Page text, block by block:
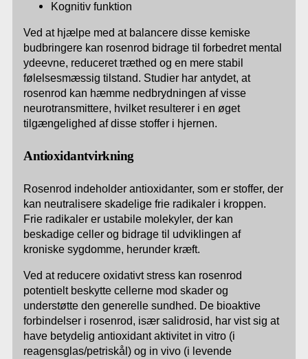
Kognitiv funktion
Ved at hjælpe med at balancere disse kemiske
budbringere kan rosenrod bidrage til forbedret mental
ydeevne, reduceret træthed og en mere stabil
følelsesmæssig tilstand. Studier har antydet, at
rosenrod kan hæmme nedbrydningen af visse
neurotransmittere, hvilket resulterer i en øget
tilgængelighed af disse stoffer i hjernen.
Antioxidantvirkning
Rosenrod indeholder antioxidanter, som er stoffer, der
kan neutralisere skadelige frie radikaler i kroppen.
Frie radikaler er ustabile molekyler, der kan
beskadige celler og bidrage til udviklingen af
kroniske sygdomme, herunder kræft.
Ved at reducere oxidativt stress kan rosenrod
potentielt beskytte cellerne mod skader og
understøtte den generelle sundhed. De bioaktive
forbindelser i rosenrod, især salidrosid, har vist sig at
have betydelig antioxidant aktivitet in vitro (i
reagensglas/petriskål) og in vivo (i levende